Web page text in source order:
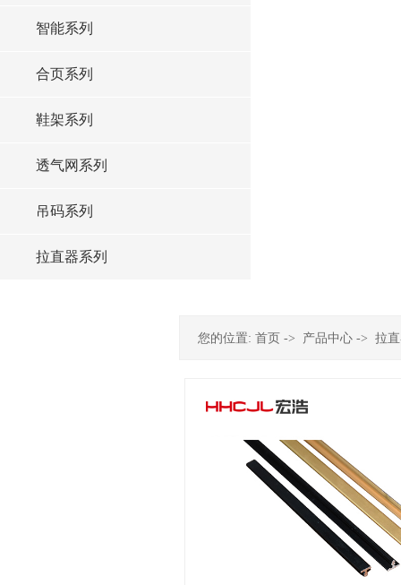
智能系列
合页系列
鞋架系列
透气网系列
吊码系列
拉直器系列
您的位置: 首页 -> 产品中心 -> 拉